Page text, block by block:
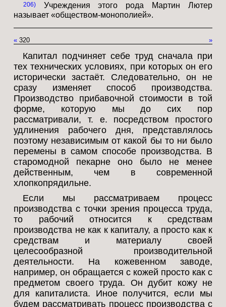
206 Учреждения этого рода Мартин Лютер
называет «обществом-монополией».
« »
320
Капитал подчиняет себе труд сначала при
тех технических условиях, при которых он его
исторически застаёт. Следовательно, он не
сразу изменяет способ производства.
Производство прибавочной стоимости в той
форме, которую мы до сих пор
рассматривали, т. е. посредством простого
удлинения рабочего дня, представлялось
поэтому независимым от какой бы то ни было
перемены в самом способе производства. В
старомодной пекарне оно было не менее
действенным, чем в современной
хлопкопрядильне.
Если мы рассматриваем процесс
производства с точки зрения процесса труда,
то рабочий относится к средствам
производства не как к капиталу, а просто как к
средствам и материалу своей
целесообразной производительной
деятельности. На кожевенном заводе,
например, он обращается с кожей просто как с
предметом своего труда. Он дубит кожу не
для капиталиста. Иное получится, если мы
будем рассматривать процесс производства с